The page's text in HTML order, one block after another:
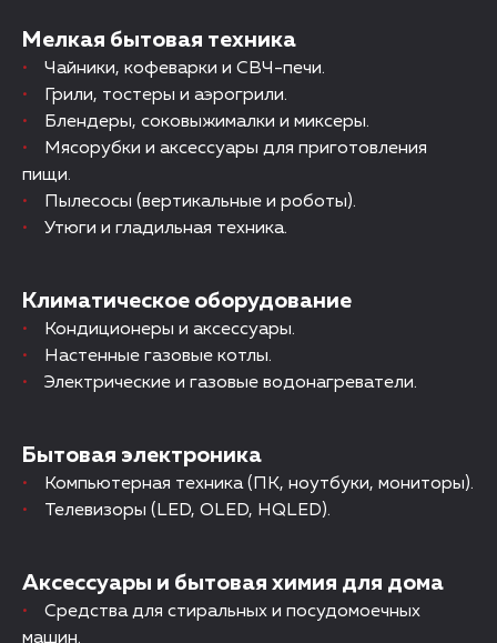
Мелкая бытовая техника
Чайники, кофеварки и СВЧ-печи.
Грили, тостеры и аэрогрили.
Блендеры, соковыжималки и миксеры.
Мясорубки и аксессуары для приготовления
пищи.
Пылесосы (вертикальные и роботы).
Утюги и гладильная техника.
Климатическое оборудование
Кондиционеры и аксессуары.
Настенные газовые котлы.
Электрические и газовые водонагреватели.
Бытовая электроника
Компьютерная техника (ПК, ноутбуки, мониторы).
Телевизоры (LED, OLED, HQLED).
Аксессуары и бытовая химия для дома
Средства для стиральных и посудомоечных
машин.